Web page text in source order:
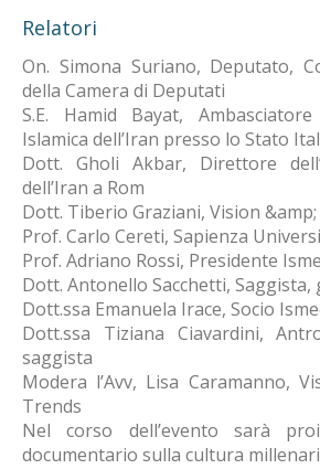
Relatori
On. Simona Suriano, Deputato,
della Camera di Deputati
S.E. Hamid Bayat,
Islamica dell’Iran presso lo Stato
Dott. Gholi Akbar, Direttore
dell’Iran a Rom
Dott. Tiberio Graziani, Vision
Prof. Carlo Cereti, Sapienza
Prof. Adriano Rossi, Presidente
Dott. Antonello Sacchetti,
Dott.ssa Emanuela Irace, Socio
Dott.ssa Tiziana Ciavardini,
saggista
Modera l’Avv, Lisa Caramanno,
Trends
Nel corso dell’evento sarà
documentario sulla cultura